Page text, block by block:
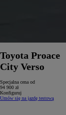
Toyota Proace
City Verso
Specjalna cena od
94 900 zł
Konfiguruj
Umów się na jazdę testową